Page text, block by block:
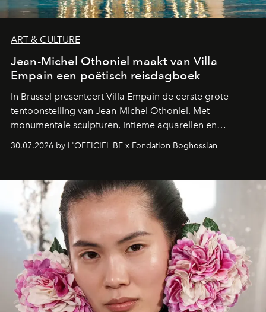
ART & CULTURE
Jean-Michel Othoniel maakt van Villa
Empain een poëtisch reisdagboek
In Brussel presenteert Villa Empain de eerste grote
tentoonstelling van Jean-Michel Othoniel. Met
monumentale sculpturen, intieme aquarellen en
een emotionele reis waarin elk werk de herinnering
moment van verwondering.
30.07.2026 by L'OFFICIEL BE x Fondation Boghossian